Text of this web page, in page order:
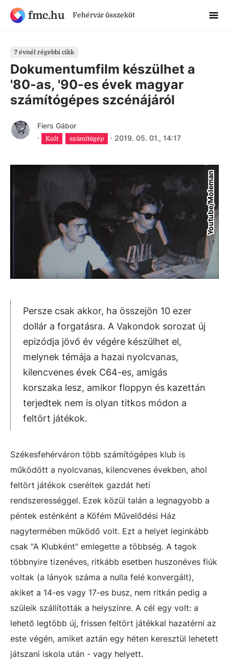
fmc.hu Fehérvár összeköt
7 évnél régebbi cikk
Dokumentumfilm készülhet a
'80-as, '90-es évek magyar
számítógépes szcénájáról
Fiers Gábor
·
Kult számítógép · 2019. 05. 01., 14:17
Youtube/Moleman
Persze csak akkor, ha összejön 10 ezer
dollár a forgatásra. A Vakondok sorozat új
epizódja jövő év végére készülhet el,
melynek témája a hazai nyolcvanas,
kilencvenes évek C64-es, amigás
korszaka lesz, amikor floppyn és kazettán
terjedtek nem is olyan titkos módon a
feltört játékok.
Székesfehérváron több számítógépes klub is
működött a nyolcvanas, kilencvenes években, ahol
feltört játékok cseréltek gazdát heti
rendszerességgel. Ezek közül talán a legnagyobb a
péntek esténként a Köfém Művelődési Ház
nagytermében működő volt. Ezt a helyet leginkább
csak "A Klubként" emlegette a többség. A tagok
többnyire tizenéves, ritkább esetben huszonéves fiúk
voltak (a lányok száma a nulla felé konvergált),
akiket a 14-es vagy 17-es busz, nem ritkán pedig a
szüleik szállították a helyszínre. A cél egy volt: a
lehető legtöbb új, frissen feltört játékkal hazatérni az
este végén, amiket aztán egy héten keresztül lehetett
játszani iskola után - vagy helyett.